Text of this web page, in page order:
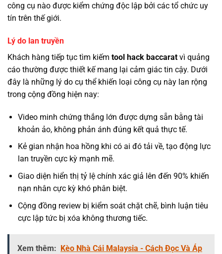
công cụ nào được kiểm chứng độc lập bởi các tổ chức uy
tín trên thế giới.
Lý do lan truyền
Khách hàng tiếp tục tìm kiếm tool hack baccarat vì quảng
cáo thường được thiết kế mang lại cảm giác tin cậy. Dưới
đây là những lý do cụ thể khiến loại công cụ này lan rộng
trong cộng đồng hiện nay:
Video minh chứng thắng lớn được dựng sẵn bằng tài
khoản ảo, không phản ánh đúng kết quả thực tế.
Kẻ gian nhận hoa hồng khi có ai đó tải về, tạo động lực
lan truyền cực kỳ mạnh mẽ.
Giao diện hiển thị tỷ lệ chính xác giả lên đến 90% khiến
nạn nhân cực kỳ khó phân biệt.
Cộng đồng review bị kiểm soát chặt chẽ, bình luận tiêu
cực lập tức bị xóa không thương tiếc.
Xem thêm:
Kèo Nhà Cái Malaysia - Cách Đọc Và Áp